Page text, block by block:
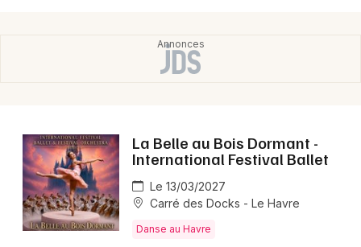
l’épopée homérique signée Jean-Claude Gallotta,
transposée par Josette Baïz avec 17 jeunes
La Belle au Bois Dormant -
International Festival Ballet
Le 13/03/2027
Carré des Docks - Le Havre
Danse au Havre